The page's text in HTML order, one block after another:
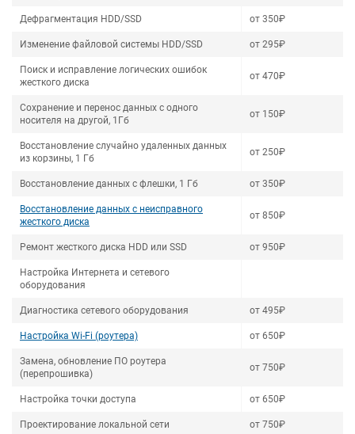
Дефрагментация HDD/SSD от 350₽
Изменение файловой системы HDD/SSD от 295₽
Поиск и исправление логических ошибок
жесткого диска
от 470₽
Сохранение и перенос данных с одного
носителя на другой, 1Гб
от 150₽
Восстановление случайно удаленных данных
из корзины, 1 Гб
от 250₽
Восстановление данных с флешки, 1 Гб от 350₽
Восстановление данных с неисправного
жесткого диска
от 850₽
Ремонт жесткого диска HDD или SSD от 950₽
Настройка Интернета и сетевого
оборудования
Диагностика сетевого оборудования от 495₽
Настройка Wi-Fi (роутера) от 650₽
Замена, обновление ПО роутера
(перепрошивка)
от 750₽
Настройка точки доступа от 650₽
Проектирование локальной сети от 750₽